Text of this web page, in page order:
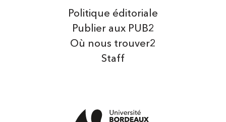
Politique éditoriale
Publier aux PUB2
Où nous trouver2
Staff